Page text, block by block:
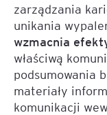
zarządzania
unikania
wzmacnia
właściwą
podsumowania
materiały
komunikacji